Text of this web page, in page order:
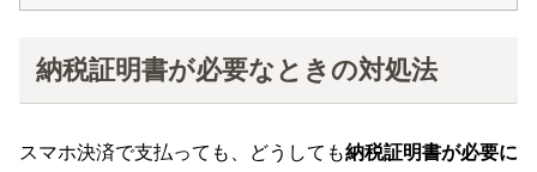
納税証明書が必要なときの対処法
スマホ決済で支払っても、どうしても納税証明書が必要に